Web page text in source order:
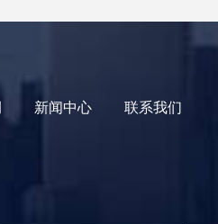
新闻中心 联系我们